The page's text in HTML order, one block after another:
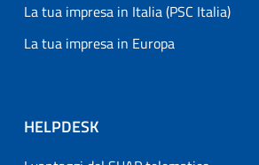
La tua impresa in Italia (PSC Italia)
La tua impresa in Europa
HELPDESK